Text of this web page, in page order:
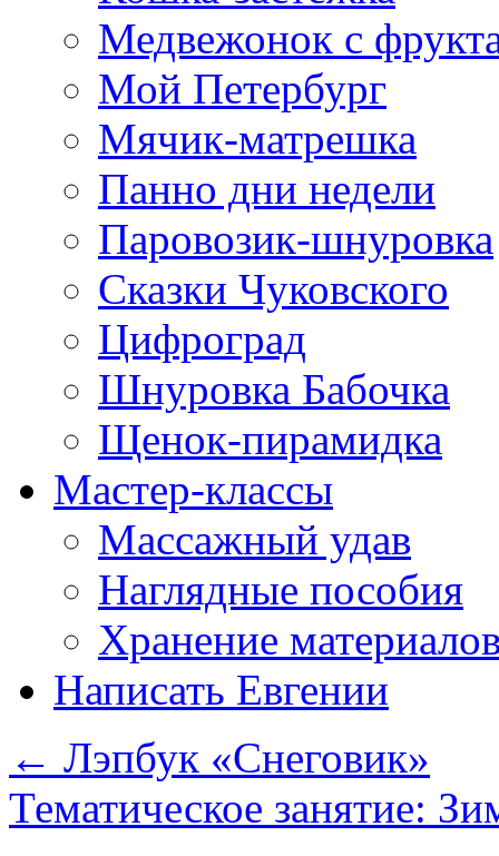
Медвежонок с
Мой Петербург
Мячик-матрешка
Панно дни недели
Паровозик-шнуровка
Сказки Чуковского
Цифроград
Шнуровка Бабочка
Щенок-пирамидка
Мастер-классы
Массажный удав
Наглядные пособия
Хранение
Написать Евгении
← Лэпбук «Снеговик»
Тематическое занятие: